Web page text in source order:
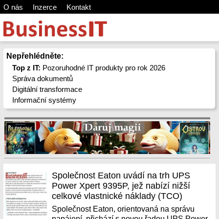
O nás Inzerce Kontakt
Nepřehlédněte:
Top z IT: Pozoruhodné IT produkty pro rok 2026
Správa dokumentů
Digitální transformace
Informační systémy
Společnost Eaton uvádí na trh UPS
Power Xpert 9395P, jež nabízí nižší
celkové vlastnické náklady (TCO)
Společnost Eaton, orientovaná na správu